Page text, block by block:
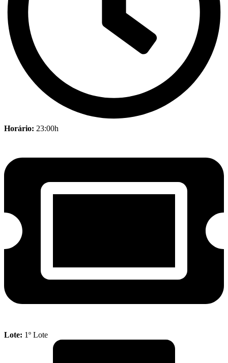
Horário: 23:00h
Lote: 1º Lote